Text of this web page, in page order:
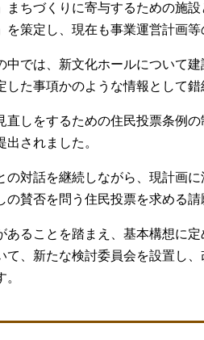
まちづくりに寄与するための施
策定し、現在も事業運営計画等
中では、新文化ホールについて
た事項かのような情報として錯
直しをするための住民投票条例
されました。
の対話を継続しながら、現計画
賛否を問う住民投票を求める請
あることを踏まえ、基本構想に
て、新たな検討委員会を設置し